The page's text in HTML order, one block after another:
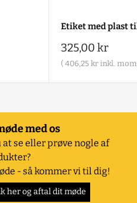
Etiket med plast
Salgspris
325,00 kr
( 406,25 krinkl.
med os
at se eller prøve nogle af
- så kommer vi til dig!
her og aftal dit møde